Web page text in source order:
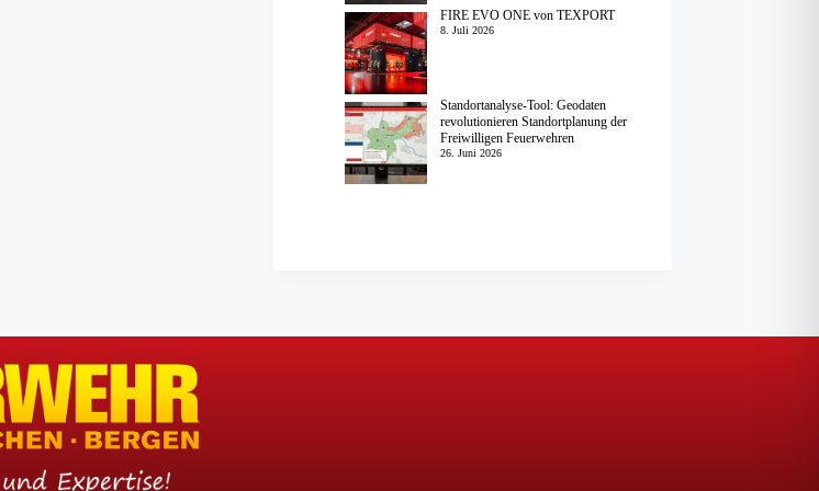
FIRE EVO ONE von TEXPORT
8. Juli 2026
Standortanalyse-Tool: Geodaten
revolutionieren Standortplanung der
Freiwilligen Feuerwehren
26. Juni 2026